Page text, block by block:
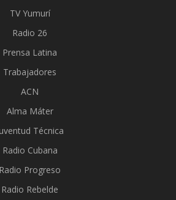
TV Yumurí
Radio 26
Prensa Latina
Trabajadores
ACN
Alma Máter
Técnica
Radio Cubana
Radio Progreso
Radio Rebelde